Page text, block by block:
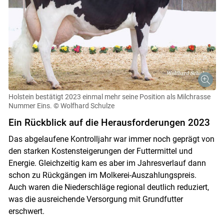
Holstein bestätigt 2023 einmal mehr seine Position als Milchrasse
Nummer Eins. © Wolfhard Schulze
Ein Rückblick auf die Herausforderungen 2023
Das abgelaufene Kontrolljahr war immer noch geprägt von
den starken Kostensteigerungen der Futtermittel und
Energie. Gleichzeitig kam es aber im Jahresverlauf dann
schon zu Rückgängen im Molkerei-Auszahlungspreis.
Auch waren die Niederschläge regional deutlich reduziert,
was die ausreichende Versorgung mit Grundfutter
erschwert.